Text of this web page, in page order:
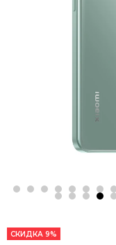
СКИДКА 9%